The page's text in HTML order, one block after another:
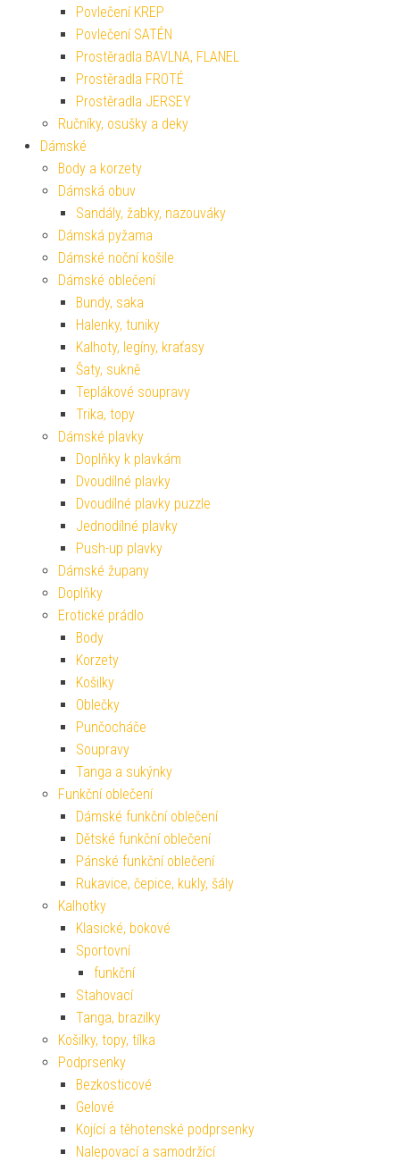
Povlečení KREP
Povlečení SATÉN
Prostěradla BAVLNA, FLANEL
Prostěradla FROTÉ
Prostěradla JERSEY
Ručníky, osušky a deky
Dámské
Body a korzety
Dámská obuv
Sandály, žabky, nazouváky
Dámská pyžama
Dámské noční košile
Dámské oblečení
Bundy, saka
Halenky, tuniky
Kalhoty, legíny, kraťasy
Šaty, sukně
Teplákové soupravy
Trika, topy
Dámské plavky
Doplňky k plavkám
Dvoudílné plavky
Dvoudílné plavky puzzle
Jednodílné plavky
Push-up plavky
Dámské župany
Doplňky
Erotické prádlo
Body
Korzety
Košilky
Oblečky
Punčocháče
Soupravy
Tanga a sukýnky
Funkční oblečení
Dámské funkční oblečení
Dětské funkční oblečení
Pánské funkční oblečení
Rukavice, čepice, kukly, šály
Kalhotky
Klasické, bokové
Sportovní
funkční
Stahovací
Tanga, brazilky
Košilky, topy, tílka
Podprsenky
Bezkosticové
Gelové
Kojící a těhotenské podprsenky
Nalepovací a samodržící